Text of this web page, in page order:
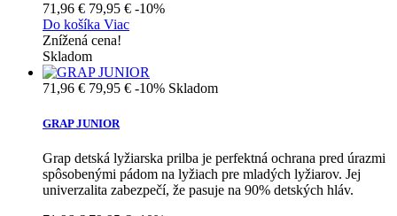
71,96 € 79,95 € -10%
Do košíka Viac
Znížená cena!
Skladom
71,96 € 79,95 € -10% Skladom
GRAP JUNIOR
Grap detská lyžiarska prilba je perfektná ochrana pred úrazmi
spôsobenými pádom na lyžiach pre mladých lyžiarov. Jej
univerzalita zabezpečí, že pasuje na 90% detských hláv.